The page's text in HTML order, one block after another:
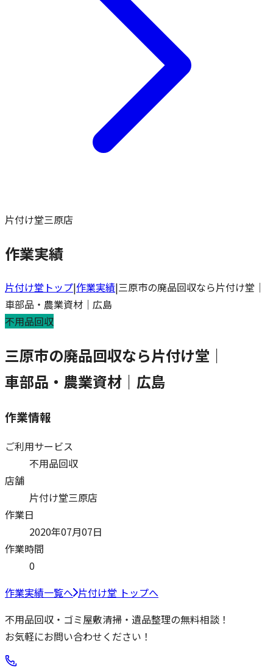
片付け堂三原店
作業実績
片付け堂トップ|作業実績|三原市の廃品回収なら片付け堂｜
車部品・農業資材｜広島
不用品回収
三原市の廃品回収なら片付け堂｜
車部品・農業資材｜広島
作業情報
ご利用サービス
不用品回収
店舗
片付け堂三原店
作業日
2020年07月07日
作業時間
0
作業実績一覧へ 片付け堂 トップへ
不用品回収・ゴミ屋敷清掃・遺品整理の無料相談！
お気軽にお問い合わせください！